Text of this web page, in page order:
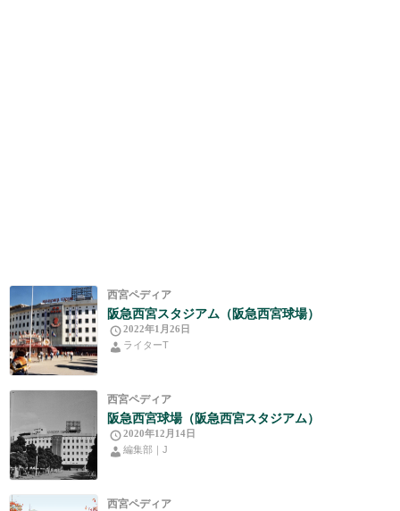
西宮ペディア
阪急西宮スタジアム（阪急西宮球場）
2022年1月26日
ライターT
西宮ペディア
阪急西宮球場（阪急西宮スタジアム）
2020年12月14日
編集部｜J
西宮ペディア